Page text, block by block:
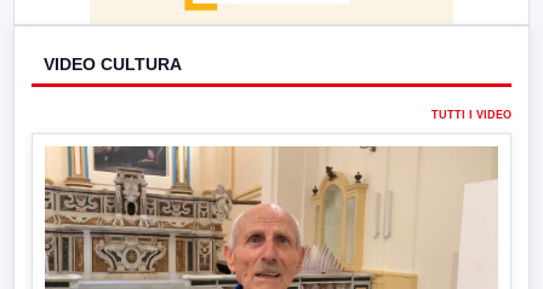
VIDEO CULTURA
TUTTI I VIDEO